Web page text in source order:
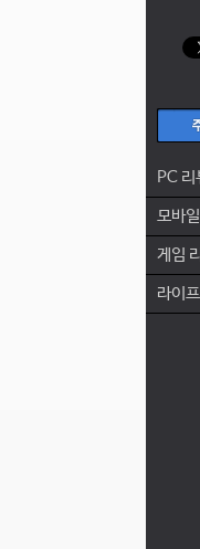
PC 리
모바
게임
라이